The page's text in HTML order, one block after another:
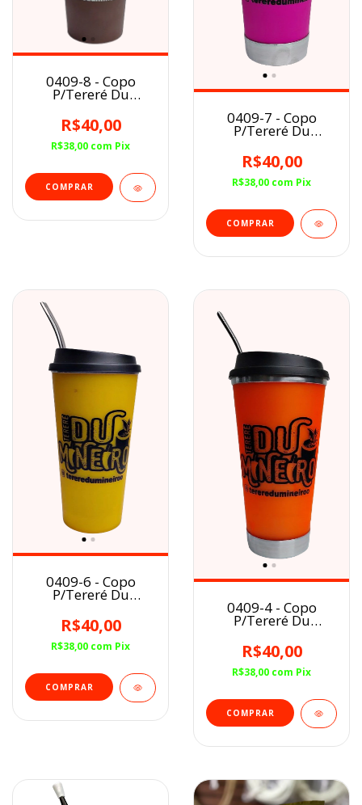
0409-8 - Copo
P/Tereré Du
Bomba Inclusa
Marrom
R$40,00
R$38,00 com Pix
0409-7 - Copo
P/Tereré Du
Bomba Inclusa
Rosa Neon
R$40,00
R$38,00 com Pix
0409-6 - Copo
P/Tereré Du
Bomba Inclusa
Amarelo
R$40,00
R$38,00 com Pix
0409-4 - Copo
P/Tereré Du
Com Bomba Inclusa
R$40,00
R$38,00 com Pix